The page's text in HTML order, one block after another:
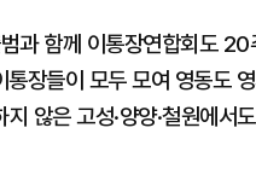
과 함께 이통장연합회도
장들이 모두 모여 영동도
않은 고성·양양·철원에서